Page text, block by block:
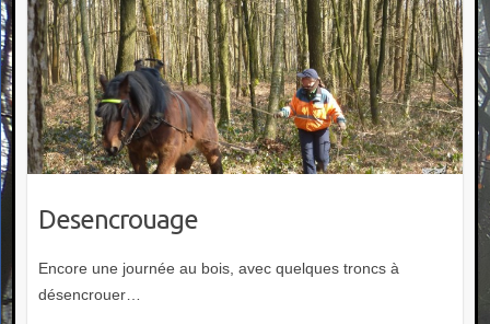
Desencrouage
Encore une journée au bois, avec quelques troncs à
désencrouer…